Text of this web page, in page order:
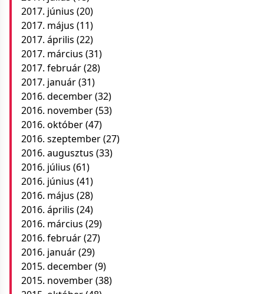
2017. június (20)
2017. május (11)
2017. április (22)
2017. március (31)
2017. február(28)
2017. január(31)
2016. december(32)
2016. november(53)
2016. október(47)
2016. szeptember(27)
2016. augusztus (33)
2016. július (61)
2016. június (41)
2016. május (28)
2016. április (24)
2016. március (29)
2016. február(27)
2016. január(29)
2015. december(9)
2015. november(38)